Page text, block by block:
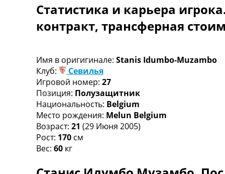
Англия. Премьер Лига
Испания. Ла Лига
Другие Турниры >>>
Таблицы групп Чемпионата Мира
Украина. Премьер-Лига
Украина. Первая Лига
Лига Чемпионов. Таблицы групп
Англия. Премьер-Лига
Испания. Ла Лига
Все таблицы >>>
Рейтинги
Рейтинг ФИФА
Статистика и карьера
контракт, трансферная
Имя в оригигинале: Stanis Idumbo-Muzambo
Клуб:
Севилья
Игровой номер: 27
Позиция: Полузащитник
Национальность: Belgium
Место рождения: Melun Belgium
Возраст: 21 (29 Июня 2005)
Рост: 170 см
Вес: 60 кг